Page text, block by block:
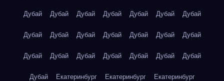
Дубай Дубай Дубай Дубай Дубай Дубай Дубай
Дубай Дубай Дубай Дубай Дубай Дубай Дубай
Дубай Дубай Дубай Дубай Дубай Дубай Дубай
Дубай Екатеринбург Екатеринбург Екатеринбург